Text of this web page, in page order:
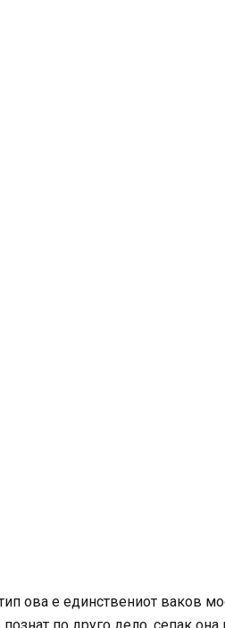
ова е единствениот ваков